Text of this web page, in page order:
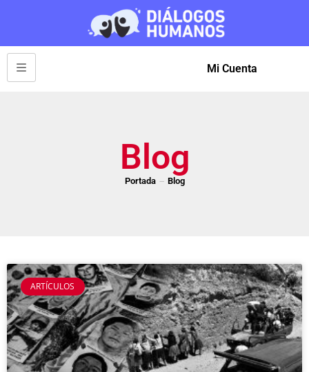
Mi Cuenta
Blog
Portada Blog
ARTÍCULOS